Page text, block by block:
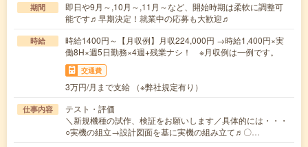
期間
即日や9月～,10月～,11月～など、開始時期は柔軟に調整可
能です♬早期決定！就業中の応募も大歓迎♬
時給
時給1400円～【月収例】月収224,000円 →時給1,400円×実
働8H×週5日勤務×4週+残業ナシ！ ※月収例は一例です。
交通費
3万円/月まで支給 （※弊社規定有り）
仕事内容
テスト・評価
＼新規機種の試作、検証をお願いします／具体的には・・・
○実機の組立→設計図面を基に実機の組み立て♬〇…